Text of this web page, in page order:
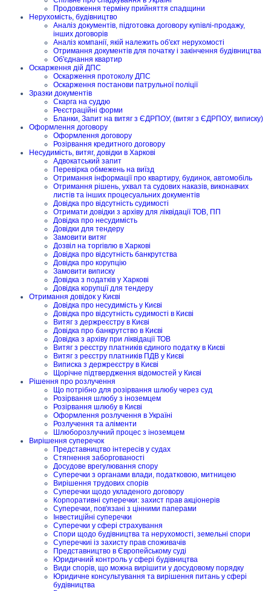
Продовження терміну прийняття спадщини
Нерухомість, будівництво
Аналіз документів, підготовка договору купівлі-продажу,
інших договорів
Аналіз компанії, якій належить об'єкт нерухомості
Отримання документів для початку і закінчення будівництва
Об'єднання квартир
Оскарження дій ДПС
Оскарження протоколу ДПС
Оскарження постанови патрульної поліції
Зразки документів
Скарга на суддю
Реєстраційні форми
Бланки, Запит на витяг з ЄДРПОУ, (витяг з ЄДРПОУ, виписку)
Оформлення договору
Оформлення договору
Розірвання кредитного договору
Несудимість, витяг, довідки в Харкові
Адвокатський запит
Перевірка обмежень на виїзд
Отримання інформації про квартиру, будинок, автомобіль
Отримання рішень, ухвал та судових наказів, виконавчих
листів та інших процесуальних документів
Довідка про відсутність судимості
Отримати довідки з архіву для ліквідації ТОВ, ПП
Довідка про несудимість
Довідки для тендеру
Замовити витяг
Дозвіл на торгівлю в Харкові
Довідка про відсутність банкрутства
Довідка про корупцію
Замовити виписку
Довідка з податків у Харкові
Довідка корупції для тендеру
Отримання довідок у Києві
Довідка про несудимість у Києві
Довідка про відсутність судимості в Києві
Витяг з держреєстру в Києві
Довідка про банкрутство в Києві
Довідка з архіву при ліквідації ТОВ
Витяг з реєстру платників єдиного податку в Києві
Витяг з реєстру платників ПДВ у Києві
Виписка з держреєстру в Києві
Щорічне підтвердження відомостей у Києві
Рішення про розлучення
Що потрібно для розірвання шлюбу через суд
Розірвання шлюбу з іноземцем
Розірвання шлюбу в Києві
Оформлення розлучення в Україні
Розлучення та аліменти
Шлюборозлучний процес з іноземцем
Вирішення суперечок
Представництво інтересів у судах
Стягнення заборгованості
Досудове врегулювання спору
Суперечки з органами влади, податковою, митницею
Вирішення трудових спорів
Суперечки щодо укладеного договору
Корпоративні суперечки: захист прав акціонерів
Суперечки, пов'язані з цінними паперами
Інвестиційні суперечки
Суперечки у сфері страхування
Спори щодо будівництва та нерухомості, земельні спори
Суперечкиі із захисту прав споживачів
Представництво в Європейському суді
Юридичний контроль у сфері будівництва
Види спорів, що можна вирішити у досудовому порядку
Юридичне консультування та вирішення питань у сфері
будівництва